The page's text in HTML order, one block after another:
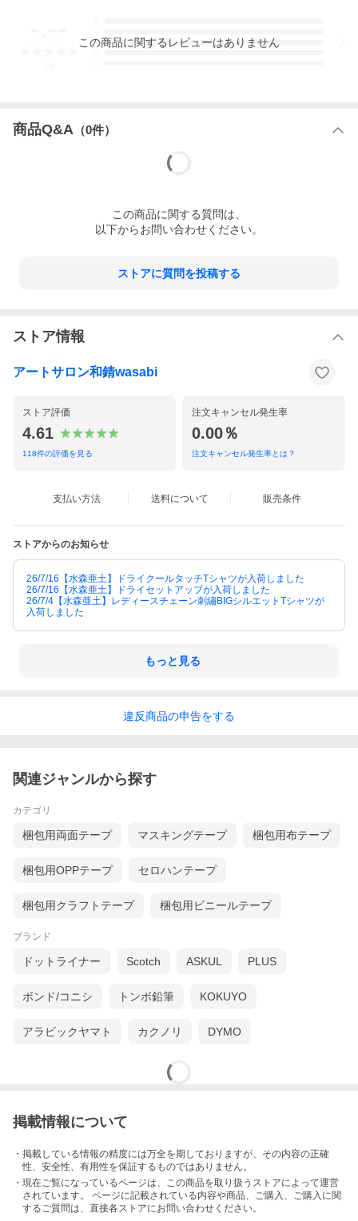
3
この商品に関するレビューはありません
商品Q&A （0件）
この商品に関する質問は、
以下からお問い合わせください。
ストアに質問を投稿する
ストア情報
アートサロン和錆wasabi
ストア評価
4.61
118件の評価を見る
注文キャンセル発生率
0.00％
注文キャンセル発生率とは？
支払い方法 送料について 販売条件
ストアからのお知らせ
26/7/16【水森亜土】ドライクールタッチTシャツが入荷しました
26/7/16【水森亜土】ドライセットアップが入荷しました
26/7/4【水森亜土】レディースチェーン刺繡BIGシルエットTシャツが
入荷しました
もっと見る
違反商品の申告をする
関連ジャンルから探す
カテゴリ
梱包用両面テープ マスキングテープ 梱包用布テープ
梱包用OPPテープ セロハンテープ
梱包用クラフトテープ 梱包用ビニールテープ
ブランド
ドットライナー Scotch ASKUL PLUS
ボンド/コニシ トンボ鉛筆 KOKUYO
アラビックヤマト カクノリ DYMO
掲載情報について
・掲載している情報の精度には万全を期しておりますが、その内容の正確
性、安全性、有用性を保証するものではありません。
・現在ご覧になっているページは、この商品を取り扱うストアによって運営
されています。 ページに記載されている内容や商品、ご購入 、ご購入に関
するご質問は、直接各ストアにお問い合わせください。